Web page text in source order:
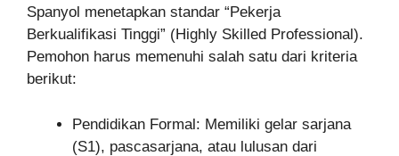
Spanyol menetapkan standar “Pekerja
Berkualifikasi Tinggi” (Highly Skilled Professional).
Pemohon harus memenuhi salah satu dari kriteria
berikut:
Pendidikan Formal: Memiliki gelar sarjana
(S1), pascasarjana, atau lulusan dari